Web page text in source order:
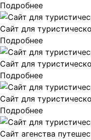
Подробнее
Сайт для
Подробнее
Сайт для
Подробнее
Сайт для
Подробнее
Сайт агенства